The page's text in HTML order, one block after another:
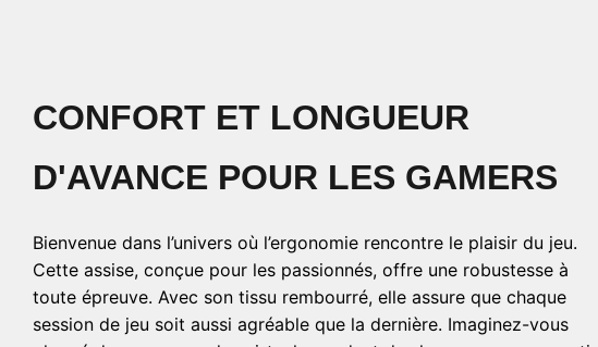
CONFORT ET LONGUEUR
D'AVANCE POUR LES GAMERS
Bienvenue dans l’univers où l’ergonomie rencontre le plaisir du jeu.
Cette assise, conçue pour les passionnés, offre une robustesse à
toute épreuve. Avec son tissu rembourré, elle assure que chaque
session de jeu soit aussi agréable que la dernière. Imaginez-vous